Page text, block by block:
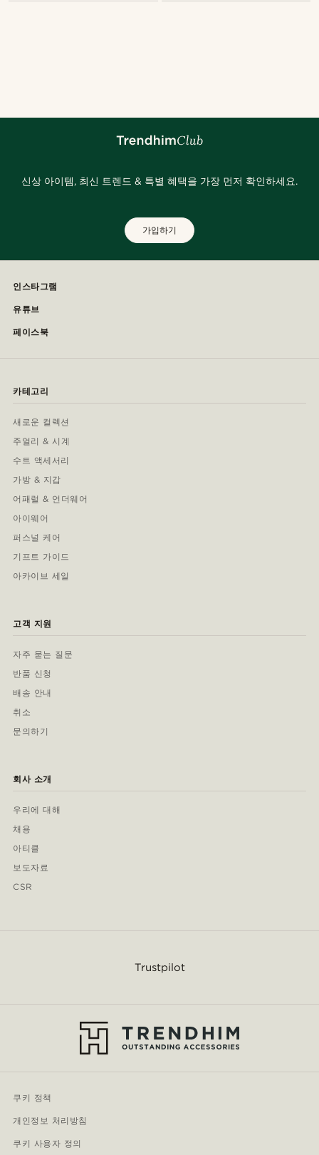
신상 아이템, 최신 트렌드 & 특별 혜택을 가장 먼저 확인하세요.
가입하기
인스타그램
유튜브
페이스북
카테고리
새로운 컬렉션
주얼리 & 시계
수트 액세서리
가방 & 지갑
어패럴 & 언더웨어
아이웨어
퍼스널 케어
기프트 가이드
아카이브 세일
고객 지원
자주 묻는 질문
반품 신청
배송 안내
취소
문의하기
회사 소개
우리에 대해
채용
아티클
보도자료
CSR
Trustpilot
쿠키 정책
개인정보 처리방침
쿠키 사용자 정의